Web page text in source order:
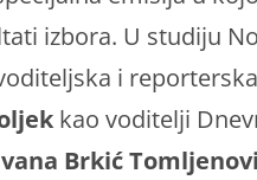
izbora. U studiju
i
kao voditelji
Brkić